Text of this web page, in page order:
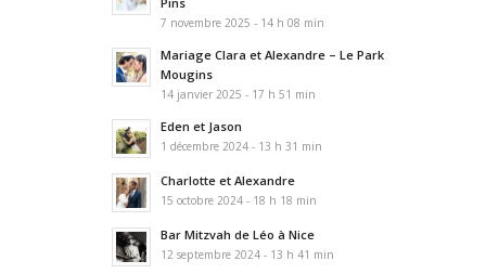
7 novembre 2025 - 14 h 08 min
Mariage Clara et Alexandre – Le Park
Mougins
14 janvier 2025 - 17 h 51 min
Eden et Jason
1 décembre 2024 - 13 h 31 min
Charlotte et Alexandre
15 octobre 2024 - 18 h 18 min
Bar Mitzvah de Léo à Nice
12 septembre 2024 - 13 h 41 min